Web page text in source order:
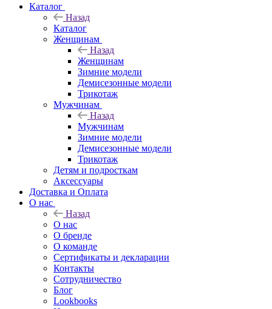
Каталог
Назад
Каталог
Женщинам
Назад
Женщинам
Зимние модели
Демисезонные модели
Трикотаж
Мужчинам
Назад
Мужчинам
Зимние модели
Демисезонные модели
Трикотаж
Детям и подросткам
Аксессуары
Доставка и Оплата
О нас
Назад
О нас
О бренде
О команде
Сертификаты и декларации
Контакты
Сотрудничество
Блог
Lookbooks